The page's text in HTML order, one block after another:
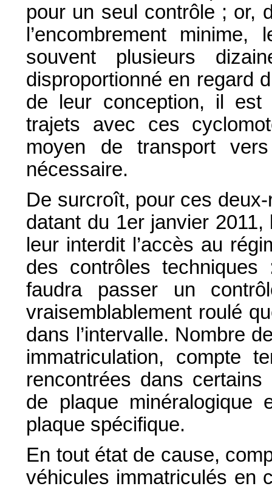
pour un seul contrôle ; or,
l’encombrement
souvent plusieurs
disproportionné en regard
de leur conception, il est
trajets avec ces
moyen de transport
nécessaire.
De surcroît, pour ces deux-
datant du 1er janvier 2011,
leur interdit l’accès au
des contrôles
faudra passer un
vraisemblablement roulé
dans l’intervalle. Nombre
immatriculation, compte
rencontrées dans
de plaque minéralogique
plaque spécifique.
En tout état de cause,
véhicules immatriculés en